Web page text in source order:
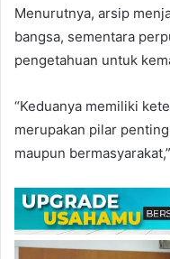
Menurutnya, arsip
bangsa, sementara
pengetahuan untuk
“Keduanya memiliki
merupakan pilar
maupun